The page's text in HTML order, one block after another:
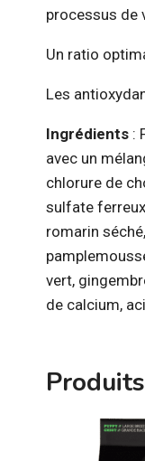
processus de
Un ratio
Les
Ingrédients :
avec un
chlorure de
sulfate
romarin
vert,
de calcium,